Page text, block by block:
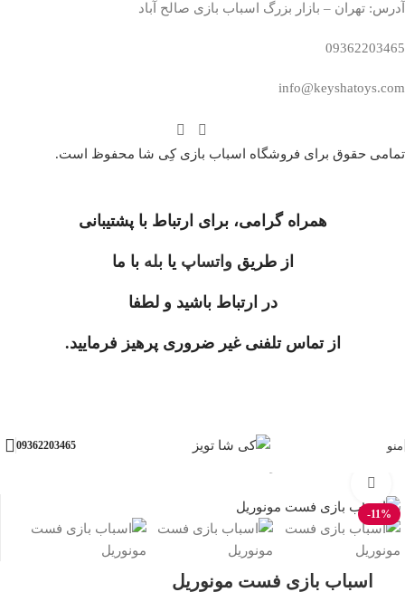
آدرس: تهران – بازار بزرگ اسباب بازی صالح آباد
09362203465
info@keyshatoys.com
تمامی حقوق برای فروشگاه اسباب بازی کِی شا محفوظ است.
همراه گرامی، برای ارتباط با پشتیبانی
از طریق واتساپ یابله با ما
در ارتباط باشید و لطفا
از تماس تلفنی غیر ضروری پرهیز فرمایید.
منو 09362203465
-11%
اسباب بازی فست مونوریل